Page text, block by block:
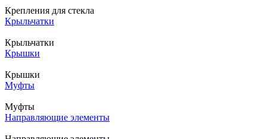
Крепления для стекла
Крыльчатки
Крыльчатки
Крышки
Крышки
Муфты
Муфты
Направляющие элементы